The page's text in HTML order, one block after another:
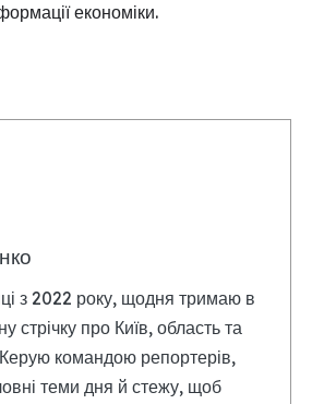
економіки.
з 2022 року, щодня тримаю в
стрічку про Київ, область та
командою репортерів,
теми дня й стежу, щоб